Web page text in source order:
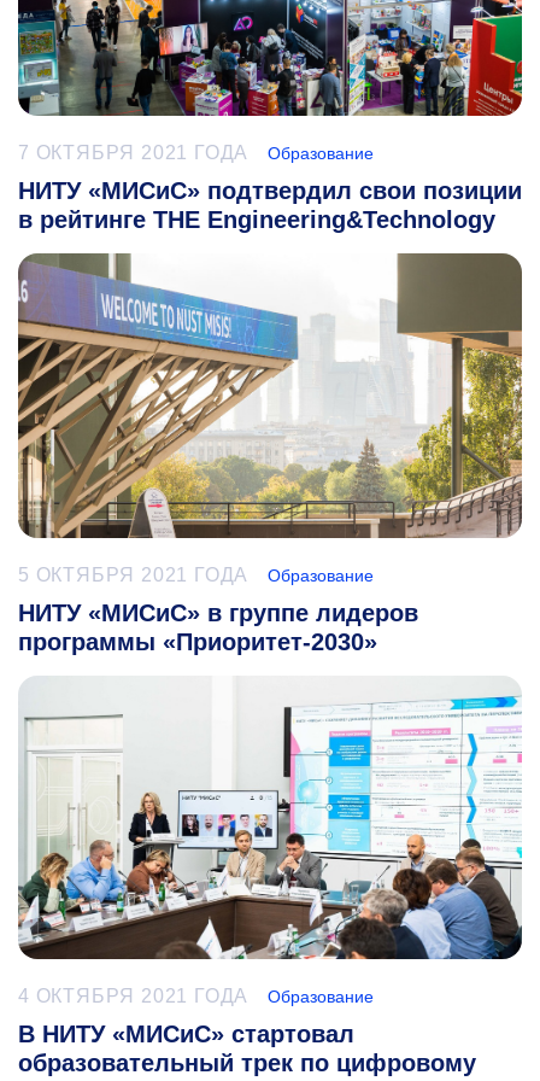
7 ОКТЯБРЯ 2021 ГОДА Образование
НИТУ «МИСиС» подтвердил свои позиции
в рейтинге THE Engineering&Technology
5 ОКТЯБРЯ 2021 ГОДА Образование
НИТУ «МИСиС» в группе лидеров
программы «Приоритет-2030»
4 ОКТЯБРЯ 2021 ГОДА Образование
В НИТУ «МИСиС» стартовал
образовательный трек по цифровому